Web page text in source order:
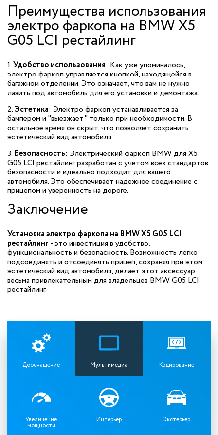
Преимущества использования
электро фаркопа на BMW X5
G05 LCI рестайлинг
1.Удобство использования: Как уже упоминалось,
электро фаркоп управляется кнопкой, находящейся в
багажном отделении. Это означает, что вам не нужно
лазить под автомобиль для его установки и демонтажа.
2.Эстетика: Электро фаркоп устанавливается за
бампером и "выезжает" только при необходимости. В
остальное время он скрыт, что позволяет сохранить
эстетический вид автомобиля.
3. Безопасность: Электрический фаркоп BMW для X5
G05 LCI рестайлинг разработан с учетом всех стандартов
безопасности и идеально подходит для вашего
автомобиля. Это обеспечивает надежное соединение с
прицепом и уверенность на дороге.
Заключение
Установка электро фаркопа на BMW X5 G05 LCI
рестайлинг - это инвестиция в удобство,
функциональность и безопасность. Возможность легко
подсоединять и отсоединять прицеп, сохраняя при этом
эстетический вид автомобиля, делает этот аксессуар
весьма привлекательным для владельцев BMW G05 LCI
рестайлинг.
Дооснащение Мультимедиа Кодирование
Увеличение
мощности
Интерьер Экстерьер